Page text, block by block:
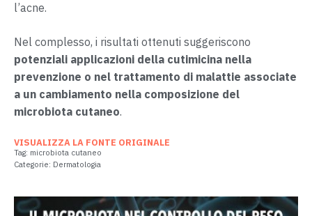
l’acne.
Nel complesso, i risultati ottenuti suggeriscono
potenziali applicazioni della cutimicina nella
prevenzione o nel trattamento di malattie associate
a un cambiamento nella composizione del
microbiota cutaneo.
VISUALIZZA LA FONTE ORIGINALE
Tag: microbiota cutaneo
Categorie: Dermatologia